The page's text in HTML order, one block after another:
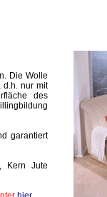
Die Wolle
d.h. nur mit
des
garantiert
Kern Jute